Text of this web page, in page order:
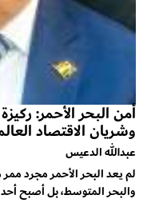
أمن البحر الأحمر:
وشريان الاقتصاد
عبدالله الدعيس
لم يعد البحر الأحمر مجرد
والبحر المتوسط، بل أصبح